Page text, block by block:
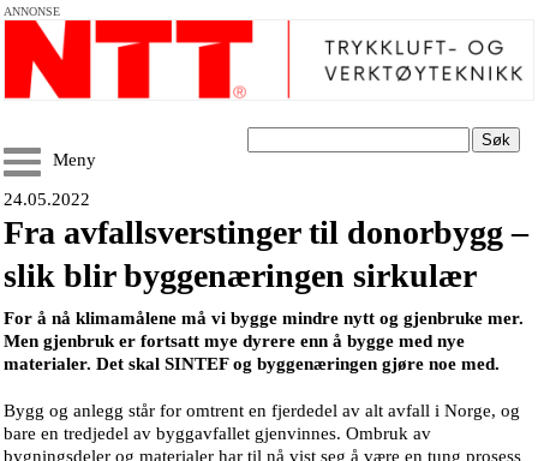
ANNONSE
Søk
Meny
24.05.2022
Fra avfallsverstinger til donorbygg –
slik blir byggenæringen sirkulær
For å nå klimamålene må vi bygge mindre nytt og gjenbruke mer.
Men gjenbruk er fortsatt mye dyrere enn å bygge med nye
materialer. Det skal SINTEF og byggenæringen gjøre noe med.
Bygg og anlegg står for omtrent en fjerdedel av alt avfall i Norge, og
bare en tredjedel av byggavfallet gjenvinnes. Ombruk av
bygningsdeler og materialer har til nå vist seg å være en tung prosess